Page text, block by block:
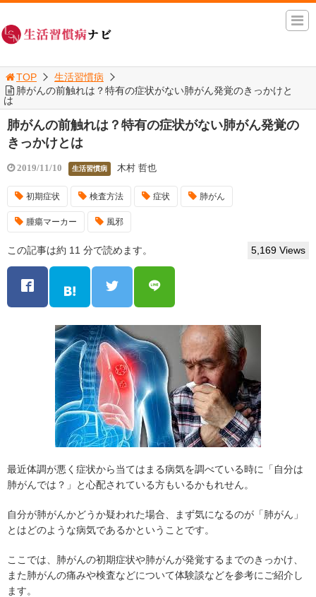
TOP
生活習慣病
肺がんの前触れは？特有の症状がない肺がん発覚のきっかけと
は
肺がんの前触れは？特有の症状がない肺がん発覚の
きっかけとは
2019/11/10 生活習慣病 木村 哲也
初期症状 検査方法 症状 肺がん
腫瘍マーカー 風邪
この記事は約 11 分で読めます。 5,169 Views
最近体調が悪く症状から当てはまる病気を調べている時に「自分は
肺がんでは？」と心配されている方もいるかもれせん。
自分が肺がんかどうか疑われた場合、まず気になるのが「肺がん」
とはどのような病気であるかということです。
ここでは、肺がんの初期症状や肺がんが発覚するまでのきっかけ、
また肺がんの痛みや検査などについて体験談などを参考にご紹介し
ます。